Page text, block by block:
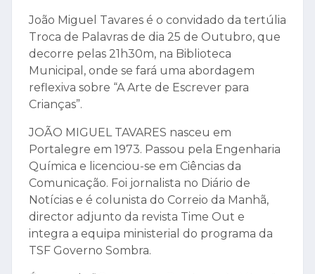
João Miguel Tavares é o convidado da tertúlia
Troca de Palavras de dia 25 de Outubro, que
decorre pelas 21h30m, na Biblioteca
Municipal, onde se fará uma abordagem
reflexiva sobre “A Arte de Escrever para
Crianças”.
JOÃO MIGUEL TAVARES nasceu em
Portalegre em 1973. Passou pela Engenharia
Química e licenciou-se em Ciências da
Comunicação. Foi jornalista no Diário de
Notícias e é colunista do Correio da Manhã,
director adjunto da revista Time Out e
integra a equipa ministerial do programa da
TSF Governo Sombra.